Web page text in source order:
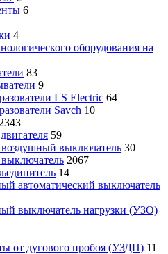
6
4
оборудования на
83
9
LS Electric 64
Savch 10
2343
59
выключатель 30
2067
14
автоматический выключатель
выключатель нагрузки (УЗО)
от дугового пробоя (УЗДП) 11